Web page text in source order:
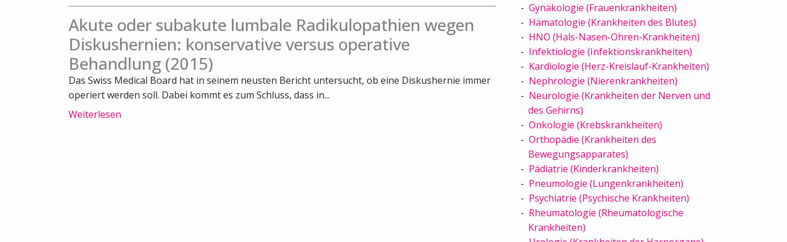
Akute oder subakute lumbale Radikulopathien wegen
Diskushernien: konservative versus operative
Behandlung (2015)
Das Swiss Medical Board hat in seinem neusten Bericht untersucht, ob eine Diskushernie immer
operiert werden soll. Dabei kommt es zum Schluss, dass in...
Weiterlesen
Gynäkologie (Frauenkrankheiten)
Hämatologie (Krankheiten des Blutes)
HNO (Hals-Nasen-Ohren-Krankheiten)
Infektiologie (Infektionskrankheiten)
Kardiologie (Herz-Kreislauf-Krankheiten)
Nephrologie (Nierenkrankheiten)
Neurologie (Krankheiten der Nerven und
des Gehirns)
Onkologie (Krebskrankheiten)
Orthopädie (Krankheiten des
Bewegungsapparates)
Pädiatrie (Kinderkrankheiten)
Pneumologie (Lungenkrankheiten)
Psychiatrie (Psychische Krankheiten)
Rheumatologie (Rheumatologische
Krankheiten)